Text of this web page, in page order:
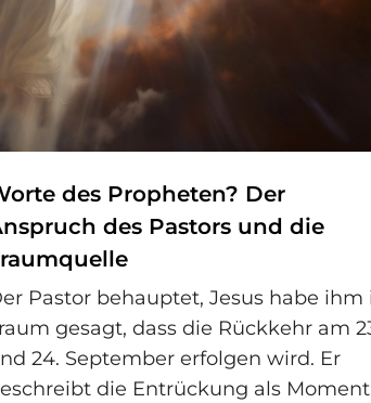
des Propheten? Der
des Pastors und die
Pastor behauptet, Jesus habe ihm
gesagt, dass die Rückkehr am
24. September erfolgen wird. Er
die Entrückung als